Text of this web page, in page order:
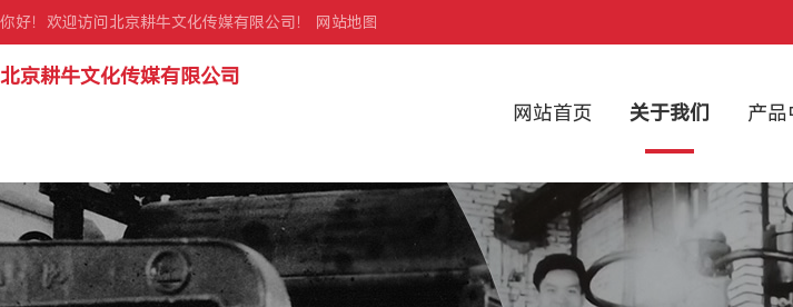
你好！欢迎访问北京耕牛文化传媒有限公司！ 网站地图
北京耕牛文化传媒有限公司
网站首页
关于我们 产品